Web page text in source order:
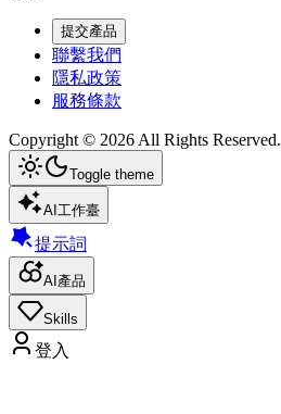
提交產品
聯繫我們
隱私政策
服務條款
Copyright © 2026 All Rights Reserved.
Toggle theme
AI工作臺
提示詞
AI產品
Skills
登入